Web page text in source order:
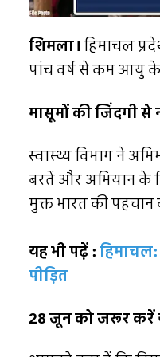
शिमला।हिमाचल
पांच वर्ष से कम आयु के
मासूमों की जिंदगी
स्वास्थ्य विभाग ने
बरतें और अभियान के
मुक्त भारत की
यह भी पढ़ें :हिमाचल:
पीड़ित
28 जून को जरूर करें